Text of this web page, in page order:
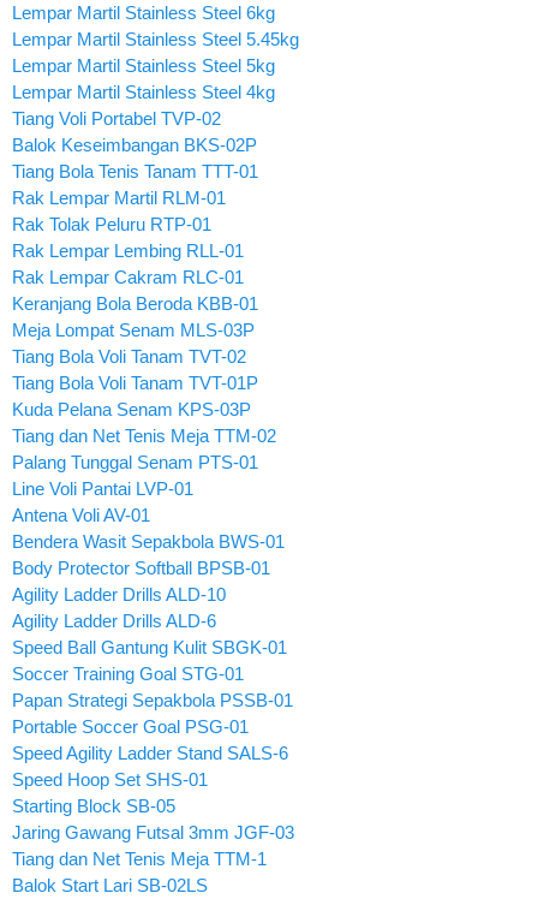
Lempar Martil Stainless Steel 6kg
Lempar Martil Stainless Steel 5.45kg
Lempar Martil Stainless Steel 5kg
Lempar Martil Stainless Steel 4kg
Tiang Voli Portabel TVP-02
Balok Keseimbangan BKS-02P
Tiang Bola Tenis Tanam TTT-01
Rak Lempar Martil RLM-01
Rak Tolak Peluru RTP-01
Rak Lempar Lembing RLL-01
Rak Lempar Cakram RLC-01
Keranjang Bola Beroda KBB-01
Meja Lompat Senam MLS-03P
Tiang Bola Voli Tanam TVT-02
Tiang Bola Voli Tanam TVT-01P
Kuda Pelana Senam KPS-03P
Tiang dan Net Tenis Meja TTM-02
Palang Tunggal Senam PTS-01
Line Voli Pantai LVP-01
Antena Voli AV-01
Bendera Wasit Sepakbola BWS-01
Body Protector Softball BPSB-01
Agility Ladder Drills ALD-10
Agility Ladder Drills ALD-6
Speed Ball Gantung Kulit SBGK-01
Soccer Training Goal STG-01
Papan Strategi Sepakbola PSSB-01
Portable Soccer Goal PSG-01
Speed Agility Ladder Stand SALS-6
Speed Hoop Set SHS-01
Starting Block SB-05
Jaring Gawang Futsal 3mm JGF-03
Tiang dan Net Tenis Meja TTM-1
Balok Start Lari SB-02LS